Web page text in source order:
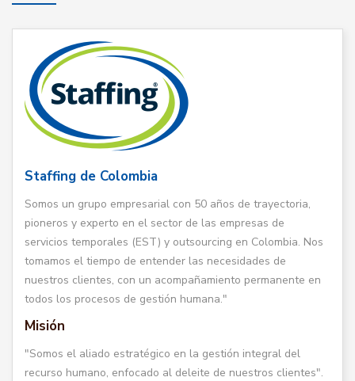
Staffing de Colombia
Somos un grupo empresarial con 50 años de trayectoria,
pioneros y experto en el sector de las empresas de
servicios temporales (EST) y outsourcing en Colombia. Nos
tomamos el tiempo de entender las necesidades de
nuestros clientes, con un acompañamiento permanente en
todos los procesos de gestión humana."
Misión
"Somos el aliado estratégico en la gestión integral del
recurso humano, enfocado al deleite de nuestros clientes".